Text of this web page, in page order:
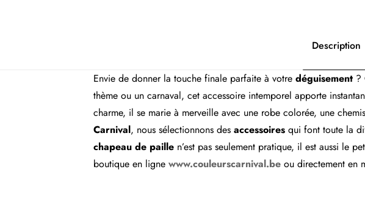
Description
Envie de donner la touche finale parfaite à votre déguisement?
thème ou un carnaval, cet accessoire intemporel apporte
charme, il se marie à merveille avec une robe colorée, une
Carnival, nous sélectionnons des accessoiresqui font toute la
chapeau de paillen’est pas seulement pratique, il est aussi le
boutique en ligne www.couleurscarnival.beou directement en